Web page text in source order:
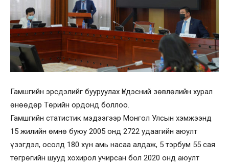
Гамшгийн эрсдэлийг бууруулах Үндэсний зөвлөлийн хурал
өнөөдөр Төрийн ордонд боллоо.
Гамшгийн статистик мэдээгээр Монгол Улсын хэмжээнд
15 жилийн өмнө буюу 2005 онд 2722 удаагийн аюулт
үзэгдэл, осолд 180 хүн амь насаа алдаж, 5 тэрбум 55 сая
төгрөгийн шууд хохирол учирсан бол 2020 онд аюулт